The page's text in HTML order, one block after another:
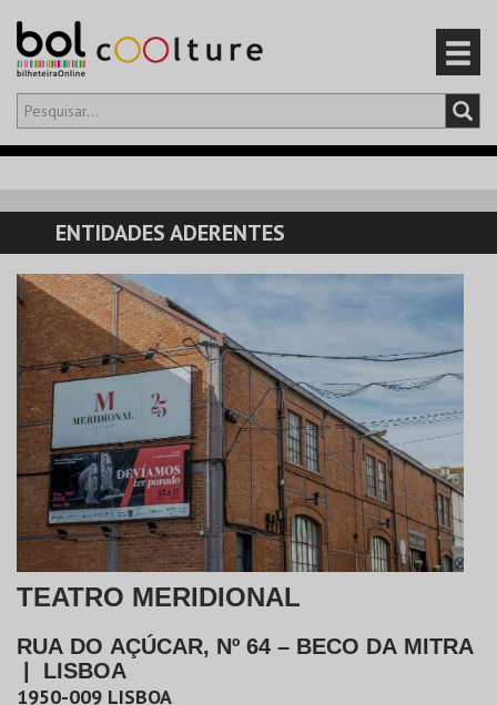
Olá,iniciar sessão
CARRINHO
EVENTOS
CARTÕES
PRODUTOS
ENTIDADES ADERENTES
TEATRO MERIDIONAL
RUA DO AÇÚCAR, Nº 64 – BECO DA MITRA
LISBOA
1950-009 LISBOA